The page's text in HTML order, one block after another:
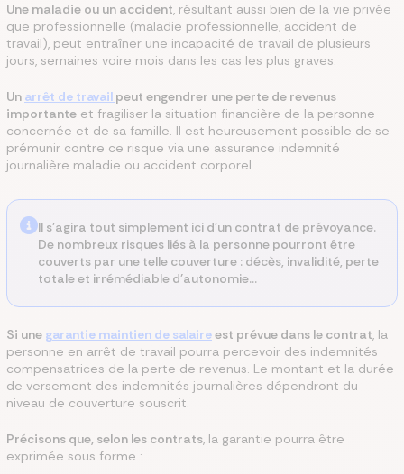
Une maladie ou un accident, résultant aussi bien de la vie privée
que professionnelle (maladie professionnelle, accident de
travail), peut entraîner une incapacité de travail de plusieurs
jours, semaines voire mois dans les cas les plus graves.
Un arrêt de travail peut engendrer une perte de revenus
importante et fragiliser la situation financière de la personne
concernée et de sa famille. Il est heureusement possible de se
prémunir contre ce risque via une assurance indemnité
journalière maladie ou accident corporel.
Il s’agira tout simplement ici d’un contrat de prévoyance.
De nombreux risques liés à la personne pourront être
couverts par une telle couverture : décès, invalidité, perte
totale et irrémédiable d’autonomie…
Si une garantie maintien de salaireest prévue dans le contrat, la
personne en arrêt de travail pourra percevoir des indemnités
compensatrices de la perte de revenus. Le montant et la durée
de versement des indemnités journalières dépendront du
niveau de couverture souscrit.
Précisons que, selon les contrats, la garantie pourra être
exprimée sous forme :